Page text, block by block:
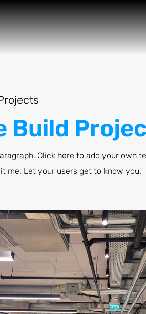
Build
Click here to add your own
me. Let your users get to know you.